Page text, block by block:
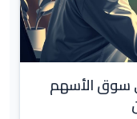
سوق الأسهم